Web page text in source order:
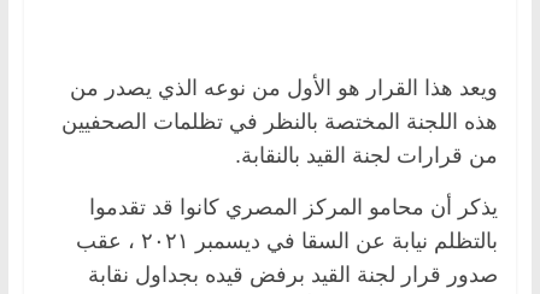
ويعد هذا القرار هو الأول من نوعه الذي يصدر من
هذه اللجنة المختصة بالنظر في تظلمات الصحفيين
من قرارات لجنة القيد بالنقابة.
يذكر أن محامو المركز المصري كانوا قد تقدموا
بالتظلم نيابة عن السقا في ديسمبر ٢٠٢١ ، عقب
صدور قرار لجنة القيد برفض قيده بجداول نقابة